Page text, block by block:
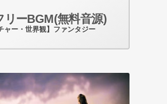
リーBGM(無料音源)
ャー・世界観】ファンタジー